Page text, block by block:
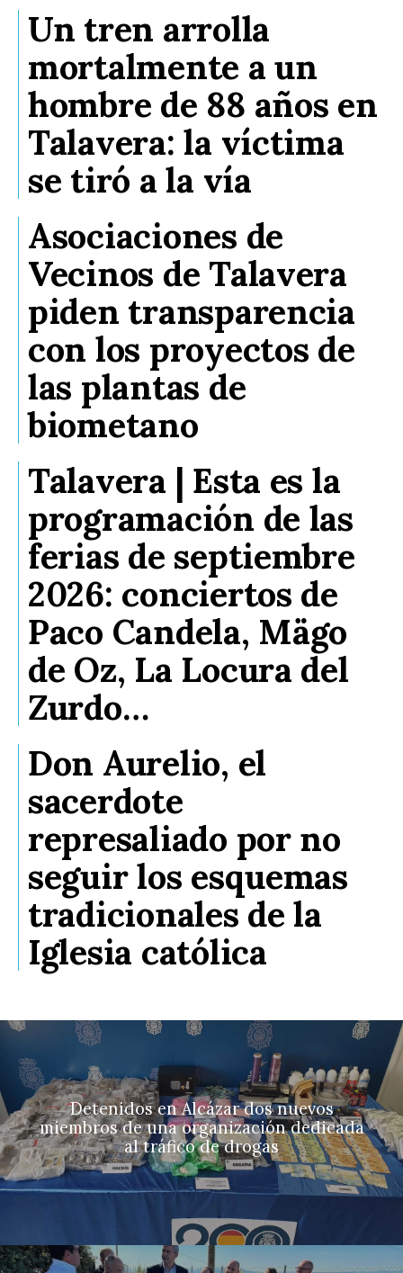
Un tren arrolla
mortalmente a un
hombre de 88 años en
Talavera: la víctima
se tiró a la vía
Asociaciones de
Vecinos de Talavera
piden transparencia
con los proyectos de
las plantas de
biometano
Talavera | Esta es la
programación de las
ferias de septiembre
2026: conciertos de
Paco Candela, Mägo
de Oz, La Locura del
Zurdo…
Don Aurelio, el
sacerdote
represaliado por no
seguir los esquemas
tradicionales de la
Iglesia católica
Detenidos en Alcázar dos nuevos
miembros de una organización dedicada
al tráfico de drogas